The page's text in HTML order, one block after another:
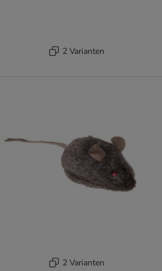
2 Varianten
2 Varianten